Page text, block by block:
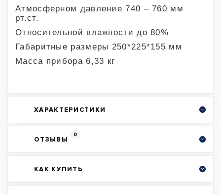
Атмосферном давление 740 – 760 мм
рт.ст.
Относительной влажности до 80%
Габаритные размеры 250*225*155 мм
Масса прибора 6,33 кг
ХАРАКТЕРИСТИКИ
ОТЗЫВЫ
0
КАК КУПИТЬ